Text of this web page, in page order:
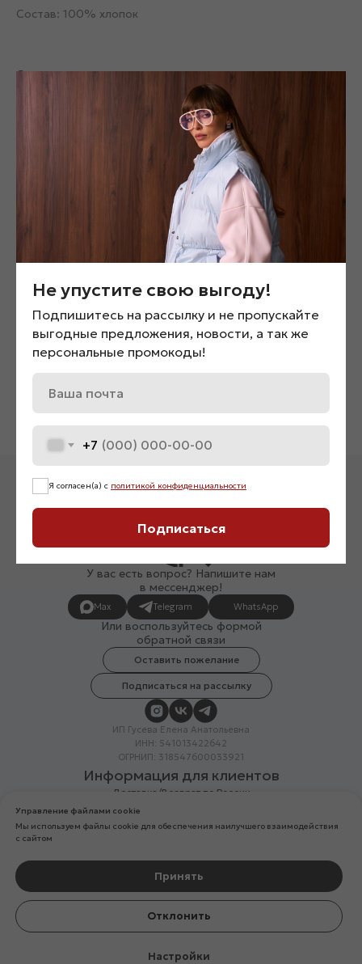
Состав: 100% хлопок
Смотрите также
Трикотажное платье мини
«090258»
4 500 ₽
Колготки «0814»
У вас есть вопрос? Напишите нам
в мессенджер!
Max Telegram WhatsApp
Или воспользуйтесь формой
обратной связи
Оставить пожелание
Подписаться на рассылку
ИП Гусева Елена Анатольевна
ИНН: 541013422642
ОГРНИП: 318547600033921
Информация для клиентов
Доставка/Возврат по России
Скидка в день рождения
Вакансии
организация признана экстремистской, ее деятельность запрещена
на территории России
Не упустите свою выгоду!
Подпишитесь на рассылку и не пропускайте
выгодные предложения, новости, а так же
персональные промокоды!
+7
Я согласен(а) с политикой конфиденциальности
Подписаться
Управление файлами cookie
Мы используем файлы cookie для обеспечения наилучшего взаимодействия
с сайтом
Принять
Отклонить
Настройки